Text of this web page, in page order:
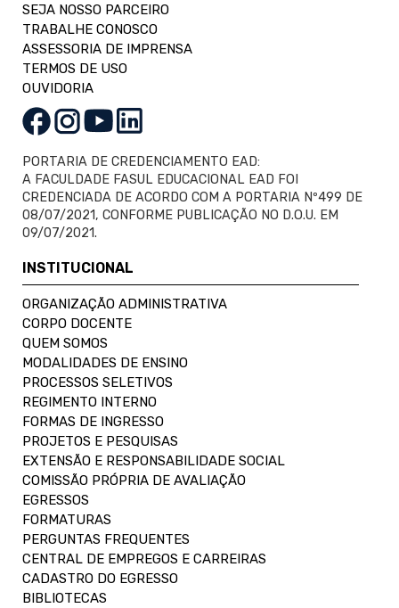
SEJA NOSSO PARCEIRO
TRABALHE CONOSCO
ASSESSORIA DE IMPRENSA
TERMOS DE USO
OUVIDORIA
PORTARIA DE CREDENCIAMENTO EAD:
A FACULDADE FASUL EDUCACIONAL EAD FOI
CREDENCIADA DE ACORDO COM A PORTARIA Nº499 DE
08/07/2021, CONFORME PUBLICAÇÃO NO D.O.U. EM
09/07/2021.
INSTITUCIONAL
ORGANIZAÇÃO ADMINISTRATIVA
CORPO DOCENTE
QUEM SOMOS
MODALIDADES DE ENSINO
PROCESSOS SELETIVOS
REGIMENTO INTERNO
FORMAS DE INGRESSO
PROJETOS E PESQUISAS
EXTENSÃO E RESPONSABILIDADE SOCIAL
COMISSÃO PRÓPRIA DE AVALIAÇÃO
EGRESSOS
FORMATURAS
PERGUNTAS FREQUENTES
CENTRAL DE EMPREGOS E CARREIRAS
CADASTRO DO EGRESSO
BIBLIOTECAS